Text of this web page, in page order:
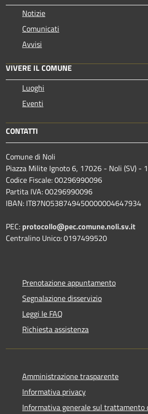
Notizie
Comunicati
Avvisi
VIVERE IL COMUNE
Luoghi
Eventi
CONTATTI
Comune di Noli
Piazza Milite Ignoto 6, 17026 - Noli (SV) -
Codice Fiscale: 00296990096
Partita IVA: 00296990096
IBAN: IT87N0538749450000004647934
PEC: protocollo@pec.comune.noli.sv.it
Centralino Unico: 0197499520
Prenotazione appuntamento
Segnalazione disservizio
Leggi le FAQ
Richiesta assistenza
Amministrazione trasparente
Informativa privacy
Informativa generale sul trattamento